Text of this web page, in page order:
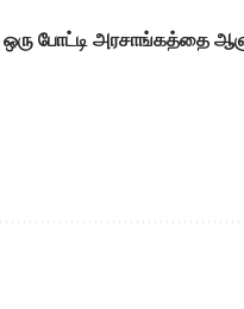
போட்டி அரசாங்கத்தை